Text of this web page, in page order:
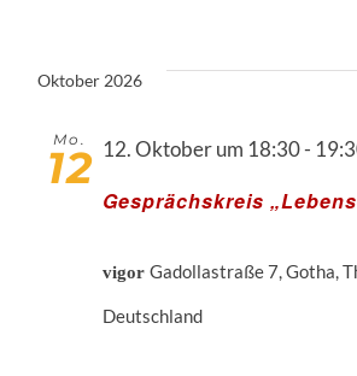
Oktober 2026
Mo.
12
Gesprächskreis
12. Oktober um 18:30-
vigorGadollastraße 7, Gotha,
Deutschland